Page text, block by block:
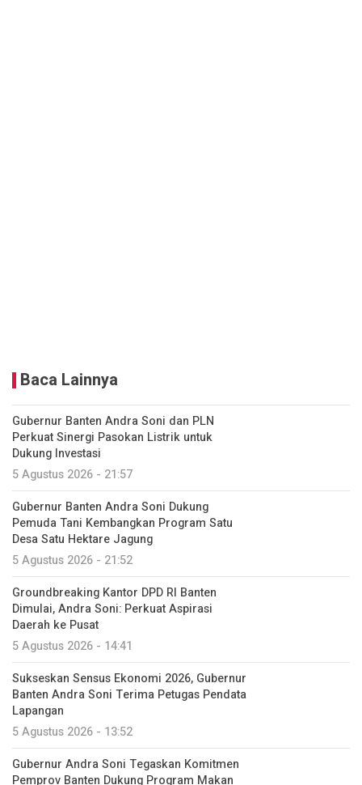
Baca Lainnya
Gubernur Banten Andra Soni dan PLN
Perkuat Sinergi Pasokan Listrik untuk
Dukung Investasi
5 Agustus 2026 - 21:57
Gubernur Banten Andra Soni Dukung
Pemuda Tani Kembangkan Program Satu
Desa Satu Hektare Jagung
5 Agustus 2026 - 21:52
Groundbreaking Kantor DPD RI Banten
Dimulai, Andra Soni: Perkuat Aspirasi
Daerah ke Pusat
5 Agustus 2026 - 14:41
Sukseskan Sensus Ekonomi 2026, Gubernur
Banten Andra Soni Terima Petugas Pendata
Lapangan
5 Agustus 2026 - 13:52
Gubernur Andra Soni Tegaskan Komitmen
Pemprov Banten Dukung Program Makan